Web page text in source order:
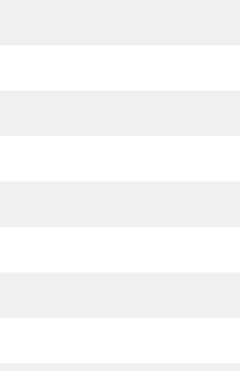
を下記のとおり設置してお